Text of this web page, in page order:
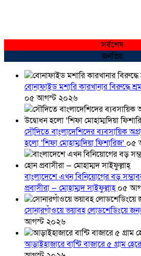
সর্বশেষ
জনপ্রিয়
বোনাফাইড মশারি কারখানার বিরুদ্ধে
০৫ আগস্ট ২০২৬
সৌদিতে বাংলাদেশিদের ব্যবসায়িক
হলো ‘শিফা মোহাম্মদিয়া ফিশারিজ’ ০৫
বাংলাদেশে এখন বিনিয়োগের বড়
প্রবাসীরা — মোহাম্মদ সাইফুল্লাহ্০৫
সোনারগাঁওয়ে ভয়াবহ লোডশেডিংয়ে
আগস্ট ২০২৬
আড়াইহাজারে বান্টি বাজারে ৫ গ্রাম